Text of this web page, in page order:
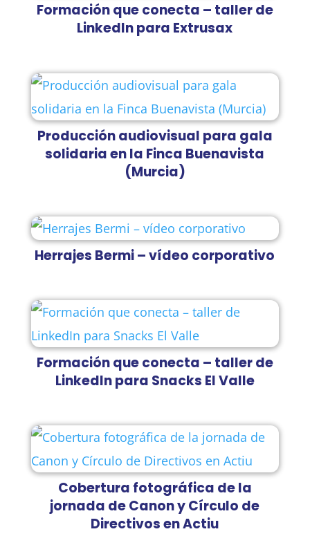
Formación que conecta – taller de
LinkedIn para Extrusax
Producción audiovisual para gala
solidaria en la Finca Buenavista
(Murcia)
Herrajes Bermi – vídeo corporativo
Formación que conecta – taller de
LinkedIn para Snacks El Valle
Cobertura fotográfica de la
jornada de Canon y Círculo de
Directivos en Actiu